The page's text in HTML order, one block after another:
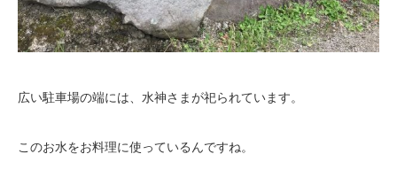
広い駐車場の端には、水神さまが祀られています。
このお水をお料理に使っているんですね。